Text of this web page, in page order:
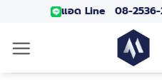
แอด Line 08-